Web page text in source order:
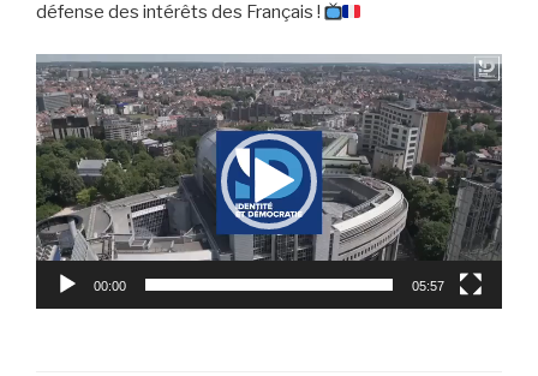
défense des intérêts des Français !
Lecteur
vidéo
00:00 05:57